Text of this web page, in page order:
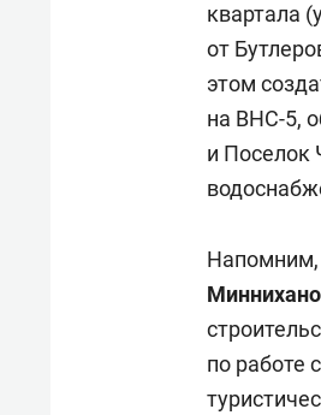
квартала
от
этом
на ВНС-5,
и Поселок
Напомним,
по работе